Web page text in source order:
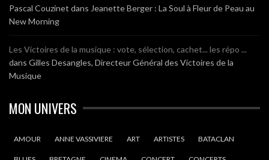
Pascal Couzinet dans Jeanette Berger : La Soul à Fleur de Peau au
New Morning
Les Victoires de la musique : vote, sélection, cachet... les répo ...
dans Gilles Desangles, Directeur Général des Victoires de la
Musique
MON UNIVERS
AMOUR ANNE VASSIVIERE ART ARTISTES BATACLAN